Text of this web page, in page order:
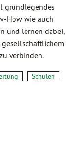
grundlegendes
How wie auch
und lernen dabei,
gesellschaftlichem
verbinden.
Schulen